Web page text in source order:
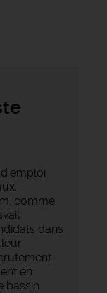
comme
dans
en
bassin